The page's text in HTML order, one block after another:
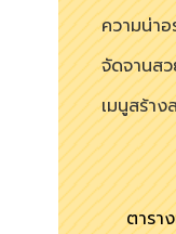
ความน่า
จัดจานส
เมนูสร้าง
ตารา